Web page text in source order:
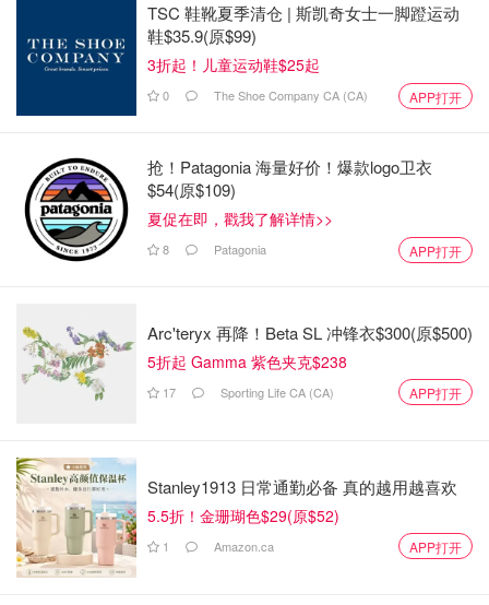
TSC 鞋靴夏季清仓 | 斯凯奇女士一脚蹬运动
鞋$35.9(原$99)
3折起！儿童运动鞋$25起
0 The Shoe Company CA (CA) APP打开
抢！Patagonia 海量好价！爆款logo卫衣
$54(原$109)
夏促在即，戳我了解详情>>
8 Patagonia APP打开
Arc'teryx 再降！Beta SL 冲锋衣$300(原$500)
5折起 Gamma 紫色夹克$238
17 Sporting Life CA (CA) APP打开
Stanley1913 日常通勤必备 真的越用越喜欢
5.5折！金珊瑚色$29(原$52)
1 Amazon.ca APP打开